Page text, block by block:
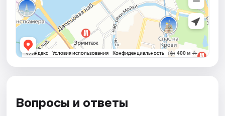
Вопросы и ответы